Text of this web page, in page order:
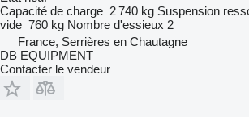
Capacité de charge 2 740 kg Suspension
vide 760 kg Nombre d'essieux 2
France, Serrières en Chautagne
DB EQUIPMENT
Contacter le vendeur